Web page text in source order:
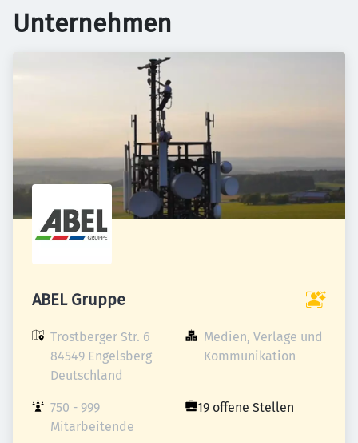
Unternehmen
ABEL Gruppe
Trostberger Str. 6
84549 Engelsberg
Deutschland
Medien, Verlage und
Kommunikation
750 - 999
Mitarbeitende
19 offene Stellen